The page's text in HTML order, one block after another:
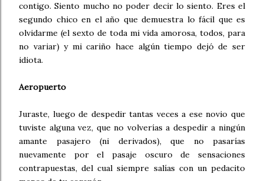
contigo. Siento mucho no poder decir lo siento. Eres el
segundo chico en el año que demuestra lo fácil que es
olvidarme (el sexto de toda mi vida amorosa, todos, para
no variar) y mi cariño hace algún tiempo dejó de ser
idiota.
Aeropuerto
Juraste, luego de despedir tantas veces a ese novio que
tuviste alguna vez, que no volverías a despedir a ningún
amante pasajero (ni derivados), que no pasarías
nuevamente por el pasaje oscuro de sensaciones
contrapuestas, del cual siempre salías con un pedacito